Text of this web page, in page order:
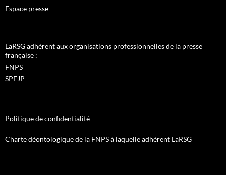
Espace presse
LaRSG adhèrent aux organisations professionnelles de la presse
française :
FNPS
SPEJP
Politique de confidentialité
Charte déontologique de la FNPS à laquelle adhèrent LaRSG